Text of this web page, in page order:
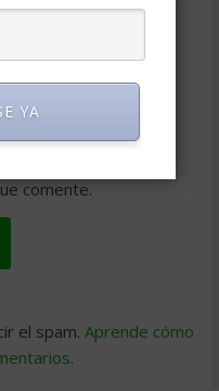
y web en este
comente.
el spam. Aprende cómo
.
YA